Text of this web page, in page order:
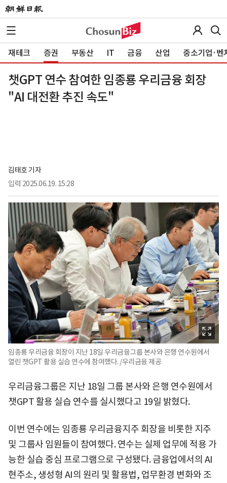
재테크 증권 부동산 IT 금융 산업 중소기업·벤
챗GPT 연수 참여한 임종룡 우리금융 회장
"AI 대전환 추진 속도"
김태호 기자
입력 2025.06.19. 15:28
임종룡 우리금융 회장이 지난 18일 우리금융그룹 본사와 은행 연수원에서
열린 챗GPT 활용 실습 연수에 참여했다. /우리금융 제공
우리금융그룹은 지난 18일 그룹 본사와 은행 연수원에서
챗GPT 활용 실습 연수를 실시했다고 19일 밝혔다.
이번 연수에는 임종룡 우리금융지주 회장을 비롯한 지주
및 그룹사 임원들이 참여했다. 연수는 실제 업무에 적용 가
능한 실습 중심 프로그램으로 구성됐다. 금융업에서의 AI
현주소, 생성형 AI의 원리 및 활용법, 업무환경 변화와 조